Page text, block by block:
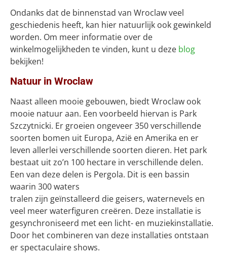
Ondanks dat de binnenstad van Wroclaw veel
geschiedenis heeft, kan hier natuurlijk ook gewinkeld
worden. Om meer informatie over de
winkelmogelijkheden te vinden, kunt u deze blog
bekijken!
Natuur in Wroclaw
Naast alleen mooie gebouwen, biedt Wroclaw ook
mooie natuur aan. Een voorbeeld hiervan is Park
Szczytnicki. Er groeien ongeveer 350 verschillende
soorten bomen uit Europa, Azië en Amerika en er
leven allerlei verschillende soorten dieren. Het park
bestaat uit zo’n 100 hectare in verschillende delen.
Een van deze delen is Pergola. Dit is een bassin
waarin 300 waters
tralen zijn geïnstalleerd die geisers, waternevels en
veel meer waterfiguren creëren. Deze installatie is
gesynchroniseerd met een licht- en muziekinstallatie.
Door het combineren van deze installaties ontstaan
er spectaculaire shows.